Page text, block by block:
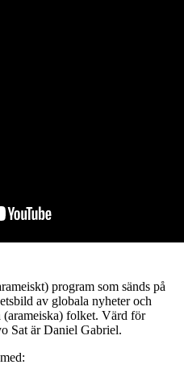
program som sänds på
av globala nyheter och
(arameiska) folket. Värd för
Sat är Daniel Gabriel.